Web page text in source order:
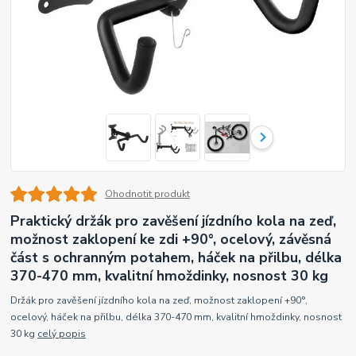
Ohodnotit produkt
Praktický držák pro zavěšení jízdního kola na zeď,
možnost zaklopení ke zdi +90°, ocelový, závěsná
část s ochranným potahem, háček na přilbu, délka
370-470 mm, kvalitní hmoždinky, nosnost 30 kg
Držák pro zavěšení jízdního kola na zeď, možnost zaklopení +90°,
ocelový, háček na přilbu, délka 370-470 mm, kvalitní hmoždinky, nosnost
30 kg celý popis